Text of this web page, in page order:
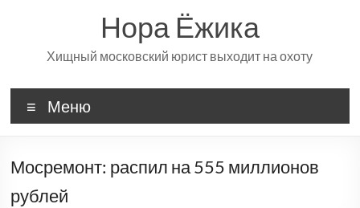
Нора Ёжика
Хищный московский юрист выходит на охоту
Меню
Мосремонт: распил на 555 миллионов
рублей